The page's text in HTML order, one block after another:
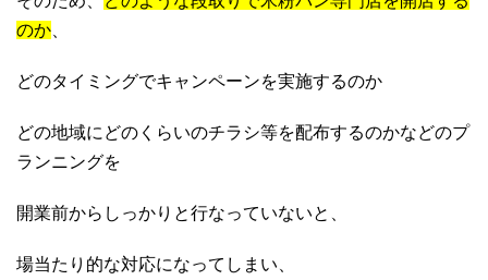
のか
どのタイミングでキャンペーンを実施するのか
どの地域にどのくらいのチラシ等を配布するのかなどのプ
ランニングを
開業前からしっかりと行なっていないと、
場当たり的な対応になってしまい、